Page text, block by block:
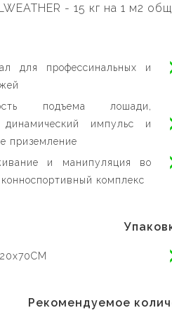
- 15 кг на 1 м2
для профессинальных и
подъема лошади,
импульс и
приземление
и манипуляция во
комплекс
Рекомендуемое